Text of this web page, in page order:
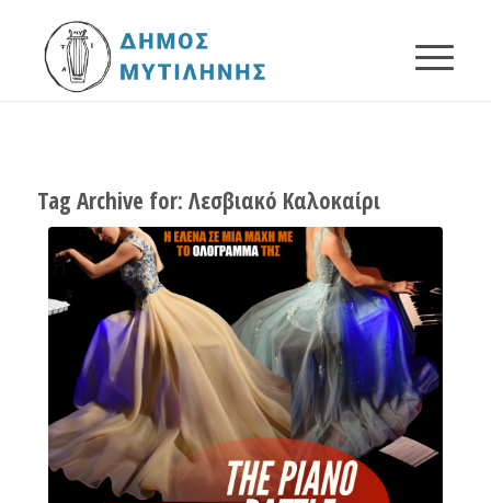
Tag Archive for: Λεσβιακό Καλοκαίρι